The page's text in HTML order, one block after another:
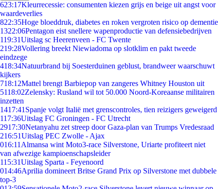
623:17Kleurrecessie: consumenten kiezen grijs en beige uit angst voor
waardeverlies
822:35Hoge bloeddruk, diabetes en roken vergroten risico op dementie
1322:06Pentagon eist snellere wapenproductie van defensiebedrijven
119:31Uitslag sc Heerenveen - FC Twente
219:28Vollering breekt Niewiadoma op slotklim en pakt tweede
eindzege
418:34Natuurbrand bij Soesterduinen geblust, brandweer waarschuwt
kijkers
718:12Mattel brengt Barbiepop van zangeres Whitney Houston uit
5118:02Zelensky: Rusland wil tot 50.000 Noord-Koreaanse militairen
inzetten
1417:41 Spanje volgt Italië met grenscontroles, tien reizigers geweigerd
117:36Uitslag FC Groningen - FC Utrecht
2917:30Netanyahu zet streep door Gaza-plan van Trumps Vredesraad
216:51Uitslag PEC Zwolle - Ajax
016:11 Almansa wint Moto3-race Silverstone, Uriarte profiteert niet
van afwezige kampioenschapsleider
115:31Uitslag Sparta - Feyenoord
014:46Aprilia domineert Britse Grand Prix op Silverstone met dubbele
top-3